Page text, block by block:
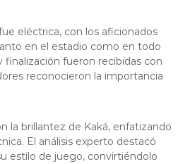
eléctrica, con los aficionados
en el estadio como en todo
finalización fueron recibidas con
reconocieron la importancia
la brillantez de Kaká, enfatizando
El análisis experto destacó
estilo de juego, convirtiéndolo